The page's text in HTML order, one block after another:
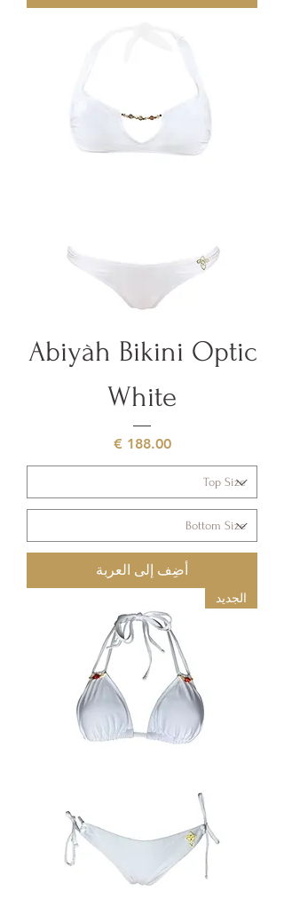
Abiyàh Bikini Optic
White
السعر‏188.00 €
أضِف إلى العربة
الجديد